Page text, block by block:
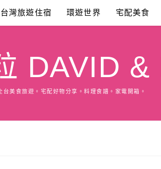
台灣旅遊住宿 環遊世界 宅配美食
DAVID &
台美食旅遊。宅配好物分享。料理食譜。家電開箱。